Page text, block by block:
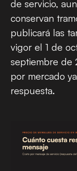
de servicio,
conservan
publicará las
vigor el 1 de
septiembre de
por mercado
respuesta.